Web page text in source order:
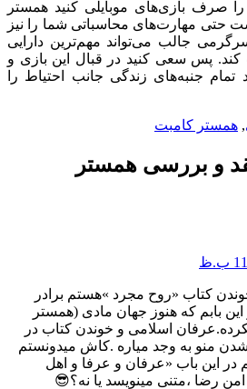
صرف بازی‌های موبایلی کنید همستر
حتی مهارت‌های محاسباتی شما را نیز
جالب می‌تواند مهم‌ترین دارایی
پس سعی کنید در قبال این بازی و
جنبه‌های زندگی جانب احتیاط را
, همستر کامبت
و بررسی همستر
کتاب «روح مجرد »هستم برادر
این بابم که هنوز جهان مادی (همستر
اسلامی و خوندن کتاب در
منو به وجد میاره .کاش میدونستم
در این باب «عرفان و عرفا و اهل
رضا ،متنی مینویسد یا نه؟😎